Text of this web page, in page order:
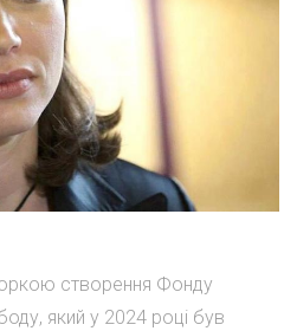
створення Фонду
який у 2024 році був